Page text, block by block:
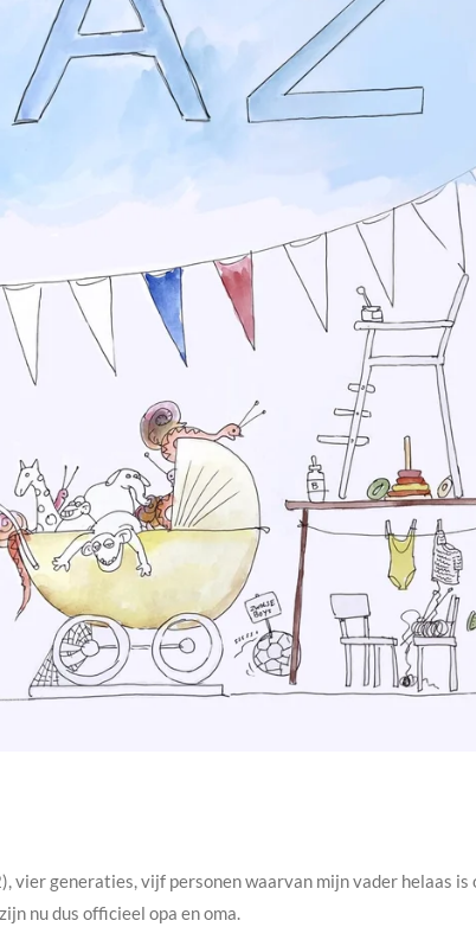
generaties, vijf personen waarvan mijn vader helaas is
nu dus officieel opa en oma.